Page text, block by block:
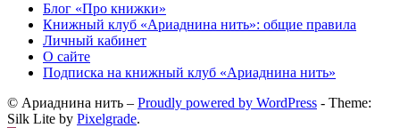
Блог «Про книжки»
Книжный клуб «Ариаднина нить»: общие правила
Личный кабинет
О сайте
Подписка на книжный клуб «Ариаднина нить»
© Ариаднина нить – Proudly powered by WordPress - Theme:
Silk Lite by Pixelgrade.